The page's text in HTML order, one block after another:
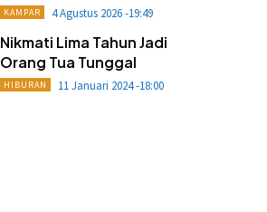
KAMPAR 4 Agustus 2026 -19:49
Nikmati Lima Tahun Jadi
Orang Tua Tunggal
HIBURAN 11 Januari 2024 -18:00